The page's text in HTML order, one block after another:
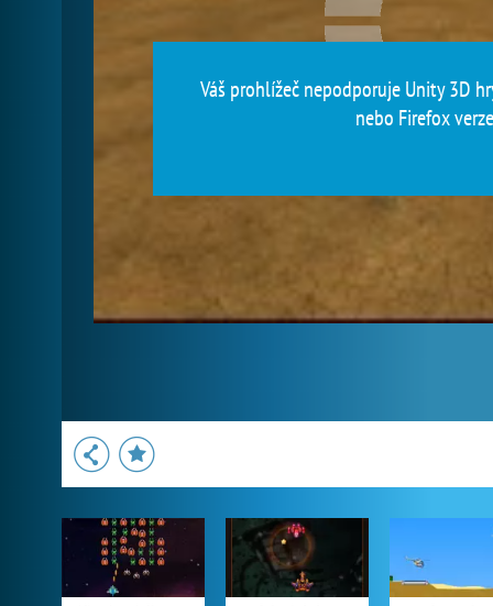
Váš prohlížeč nepodporuje Unity 3D
nebo Firefox